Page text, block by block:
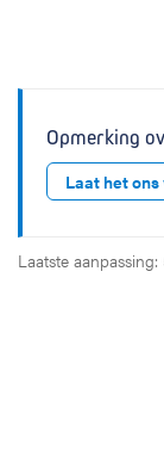
Opmerking
Laat het
Laatste